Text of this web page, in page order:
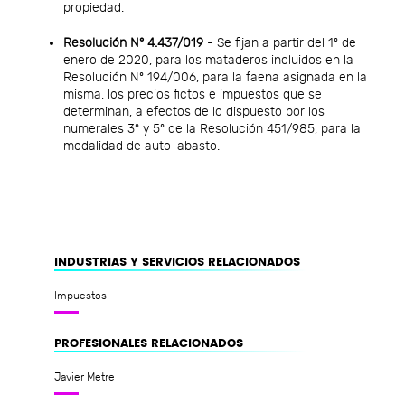
propiedad.
Resolución N° 4.437/019 - Se fijan a partir del 1º de
enero de 2020, para los mataderos incluidos en la
Resolución Nº 194/006, para la faena asignada en la
misma, los precios fictos e impuestos que se
determinan, a efectos de lo dispuesto por los
numerales 3º y 5º de la Resolución 451/985, para la
modalidad de auto-abasto.
INDUSTRIAS Y SERVICIOS RELACIONADOS
Impuestos
PROFESIONALES RELACIONADOS
Javier Metre